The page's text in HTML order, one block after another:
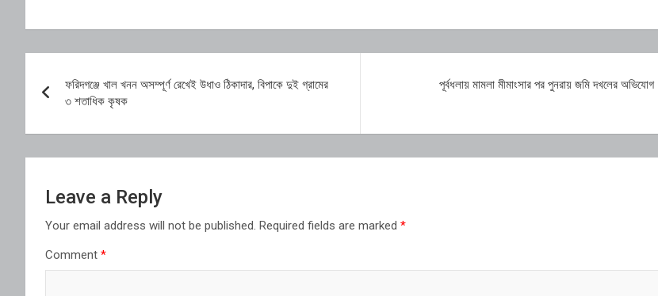
navigation
ফরিদগঞ্জে খাল খনন অসম্পূর্ণ রেখেই উধাও ঠিকাদার, বিপাকে দুই গ্রামের
৩ শতাধিক কৃষক
পূর্বধলায় মামলা মীমাংসার পর পুনরায় জমি দখলের অভিযোগ
Leave a Reply
Your email address will not be published. Required fields are marked *
Comment *